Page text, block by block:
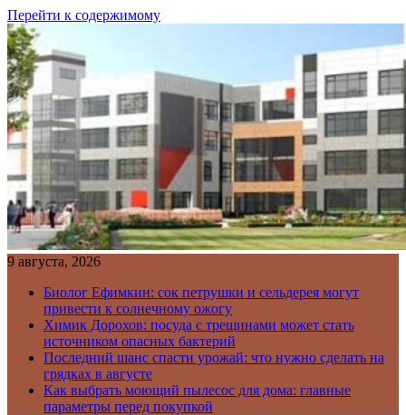
Перейти к содержимому
9 августа, 2026
Биолог Ефимкин: сок петрушки и сельдерея могут
привести к солнечному ожогу
Химик Дорохов: посуда с трещинами может стать
источником опасных бактерий
Последний шанс спасти урожай: что нужно сделать на
грядках в августе
Как выбрать моющий пылесос для дома: главные
параметры перед покупкой